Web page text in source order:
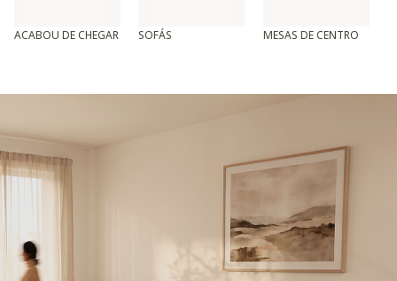
ACABOU DE CHEGAR SOFÁS MESAS DE CENTRO